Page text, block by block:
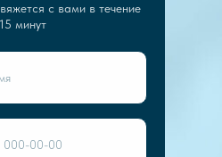
с вами в течение
15 минут